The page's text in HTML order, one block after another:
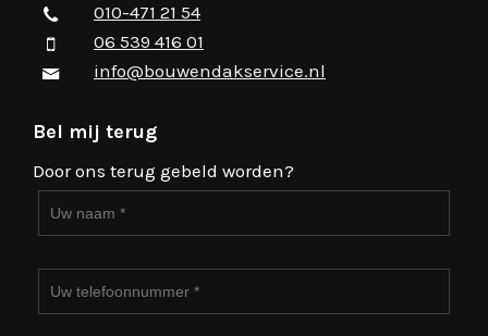
010-471 21 54
06 539 416 01
info@bouwendakservice.nl
Bel mij terug
Door ons terug gebeld worden?